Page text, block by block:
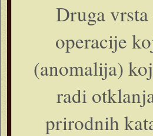
Druga
operacije
(anomalija)
radi
prirodnih